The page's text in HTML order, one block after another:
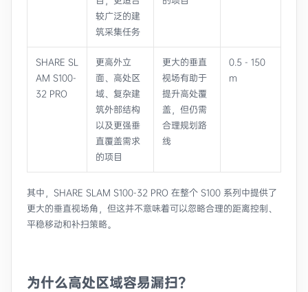
较广泛的建
筑采集任务
SHARE SL
AM S100-
32 PRO
更高外立
面、高处区
域、复杂建
筑外部结构
以及更强垂
直覆盖需求
的项目
更大的垂直
视场有助于
提升高处覆
盖，但仍需
合理规划路
线
0.5 - 150
m
其中，SHARE SLAM S100-32 PRO 在整个 S100 系列中提供了
更大的垂直视场角，但这并不意味着可以忽略合理的距离控制、
平稳移动和补扫策略。
为什么高处区域容易漏扫？